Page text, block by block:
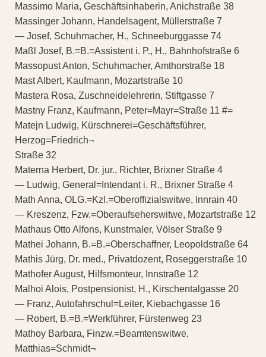
Massimo Maria, Geschäftsinhaberin, Anichstraße 38
Massinger Johann, Handelsagent, Müllerstraße 7
— Josef, Schuhmacher, H., Schneeburggasse 74
Maßl Josef, B.=B.=Assistent i. P., H., Bahnhofstraße 6
Massopust Anton, Schuhmacher, Amthorstraße 18
Mast Albert, Kaufmann, Mozartstraße 10
Mastera Rosa, Zuschneidelehrerin, Stiftgasse 7
Mastny Franz, Kaufmann, Peter=Mayr=Straße 11 #=
Matejn Ludwig, Kürschnerei=Geschäftsführer,
Herzog=Friedrich¬
Straße 32
Materna Herbert, Dr. jur., Richter, Brixner Straße 4
— Ludwig, General=Intendant i. R., Brixner Straße 4
Math Anna, OLG.=Kzl.=Oberoffizialswitwe, Innrain 40
— Kreszenz, Fzw.=Oberaufseherswitwe, Mozartstraße 12
Mathaus Otto Alfons, Kunstmaler, Völser Straße 9
Mathei Johann, B.=B.=Oberschaffner, Leopoldstraße 64
Mathis Jürg, Dr. med., Privatdozent, Roseggerstraße 10
Mathofer August, Hilfsmonteur, Innstraße 12
Malhoi Alois, Postpensionist, H., Kirschentalgasse 20
— Franz, Autofahrschul=Leiter, Kiebachgasse 16
— Robert, B.=B.=Werkführer, Fürstenweg 23
Mathoy Barbara, Finzw.=Beamtenswitwe,
Matthias=Schmidt¬